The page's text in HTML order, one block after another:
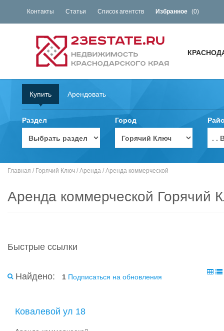
Контакты Статьи Список агентств Избранное (0)
Купить Арендовать
Раздел Город
. .
Главная / Горячий Ключ / Аренда / Аренда коммерческой
Аренда коммерческой Горячий
Быстрые ссылки
Найдено: 1 Подписаться на обновления
Ковалевой ул 18